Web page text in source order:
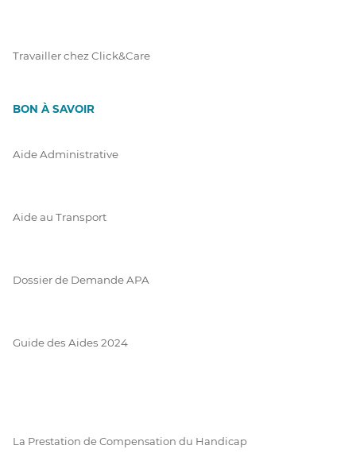
Travailler chez Click&Care
BON À SAVOIR
Aide Administrative
Aide au Transport
Dossier de Demande APA
Guide des Aides 2024
La Prestation de Compensation du Handicap